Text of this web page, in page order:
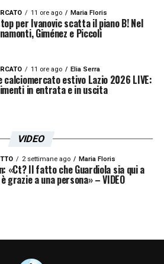
11 ore ago Maria Floris
per Ivanovic scatta il piano B! Nel
Giménez e Piccoli
11 ore ago Elia Serra
calciomercato estivo Lazio 2026 LIVE:
in entrata e in uscita
VIDEO
2 settimane ago Maria Floris
«Ct? Il fatto che Guardiola sia qui a
grazie a una persona» – VIDEO